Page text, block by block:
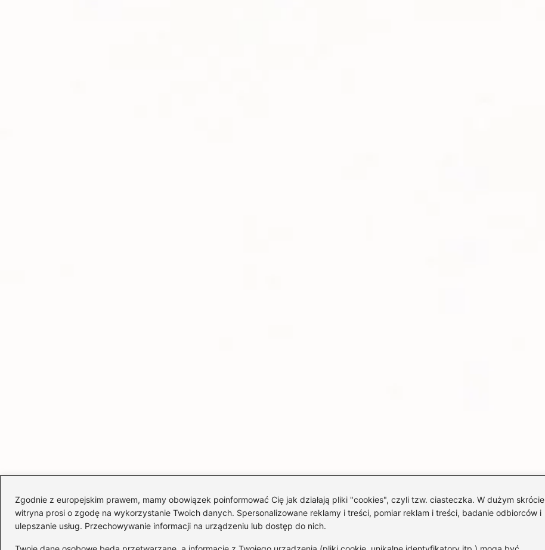
Zgodnie z europejskim prawem, mamy obowiązek poinformować Cię jak działają pliki "cookies", czyli tzw. ciasteczka. W dużym skrócie
witryna prosi o zgodę na wykorzystanie Twoich danych. Spersonalizowane reklamy i treści, pomiar reklam i treści, badanie odbiorców i
ulepszanie usług. Przechowywanie informacji na urządzeniu lub dostęp do nich.